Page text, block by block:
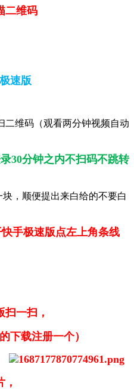
维码
速版
二维码（观看两分钟视频自动
30分钟之内不扫码不跳转
，顺便提出来白给的不要白
手极速版点左上角条线
扫，
载注册一个）